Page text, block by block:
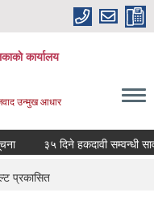
कार्यालय
उन्मुख आधार
३५ दिने हकदावी सम्वन्धी
प्रकासित